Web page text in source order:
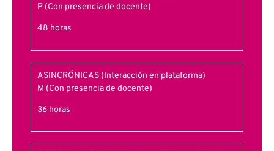
P (Con presencia de docente)
48 horas
ASINCRÓNICAS (Interacción en plataforma)
M (Con presencia de docente)
36 horas